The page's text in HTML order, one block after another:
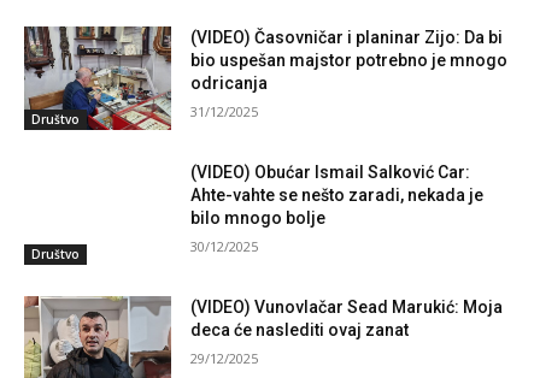
Društvo
(VIDEO) Časovničar i planinar Zijo: Da bi
bio uspešan majstor potrebno je mnogo
odricanja
31/12/2025
Društvo
(VIDEO) Obućar Ismail Salković Car:
Ahte-vahte se nešto zaradi, nekada je
bilo mnogo bolje
30/12/2025
(VIDEO) Vunovlačar Sead Marukić: Moja
deca će naslediti ovaj zanat
29/12/2025